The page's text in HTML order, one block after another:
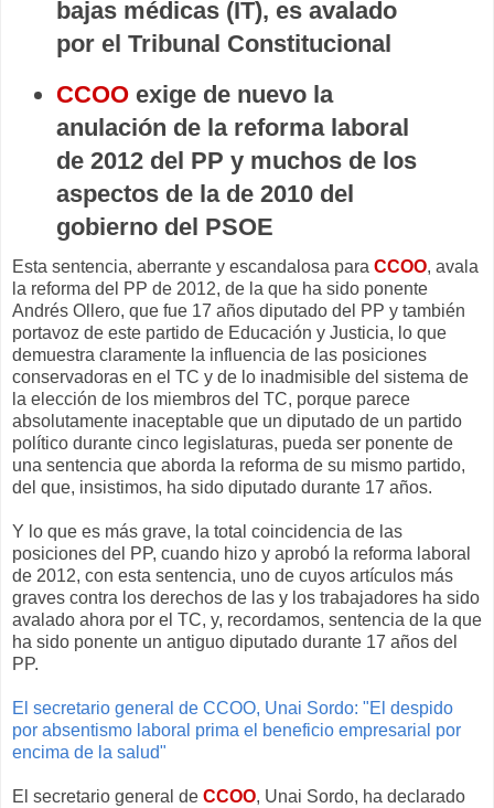
bajas médicas (IT), es avalado
por el Tribunal Constitucional
CCOO exige de nuevo la
anulación de la reforma laboral
de 2012 del PP y muchos de los
aspectos de la de 2010 del
gobierno del PSOE
Esta sentencia, aberrante y escandalosa para CCOO, avala
la reforma del PP de 2012, de la que ha sido ponente
Andrés Ollero, que fue 17 años diputado del PP y también
portavoz de este partido de Educación y Justicia, lo que
demuestra claramente la influencia de las posiciones
conservadoras en el TC y de lo inadmisible del sistema de
la elección de los miembros del TC, porque parece
absolutamente inaceptable que un diputado de un partido
político durante cinco legislaturas, pueda ser ponente de
una sentencia que aborda la reforma de su mismo partido,
del que, insistimos, ha sido diputado durante 17 años.
Y lo que es más grave, la total coincidencia de las
posiciones del PP, cuando hizo y aprobó la reforma laboral
de 2012, con esta sentencia, uno de cuyos artículos más
graves contra los derechos de las y los trabajadores ha sido
avalado ahora por el TC, y, recordamos, sentencia de la que
ha sido ponente un antiguo diputado durante 17 años del
PP.
El secretario general de CCOO, Unai Sordo: "El despido
por absentismo laboral prima el beneficio empresarial por
encima de la salud"
El secretario general de CCOO, Unai Sordo, ha declarado